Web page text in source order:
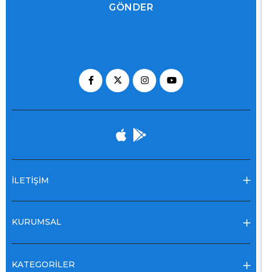
GÖNDER
İLETİŞİM
KURUMSAL
KATEGORİLER